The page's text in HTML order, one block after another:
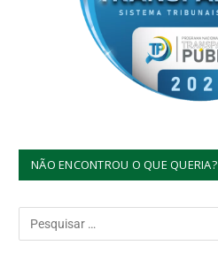
NÃO ENCONTROU O QUE QUERIA?